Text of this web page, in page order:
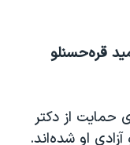
قره‌حسنلو
حمایت از دکتر
او شده‌اند.